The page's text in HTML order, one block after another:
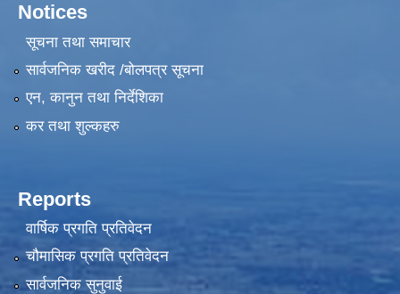
Notices
सूचना तथा समाचार
सार्वजनिक खरीद /बोलपत्र सूचना
एन, कानुन तथा निर्देशिका
कर तथा शुल्कहरु
Reports
वार्षिक प्रगति प्रतिवेदन
चौमासिक प्रगति प्रतिवेदन
सार्वजनिक सुनुवाई